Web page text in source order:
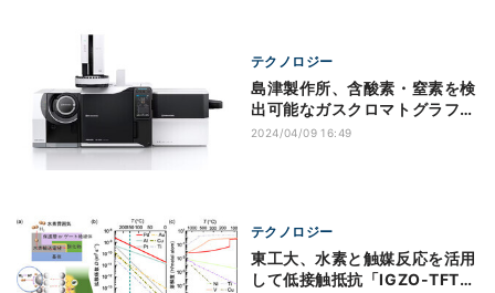
テクノロジー
島津製作所、含酸素・窒素を検
出可能なガスクロマトグラフ質
量分析計を発売
2024/04/09 16:49
テクノロジー
東工大、水素と触媒反応を活用
して低接触抵抗「IGZO-TFT」